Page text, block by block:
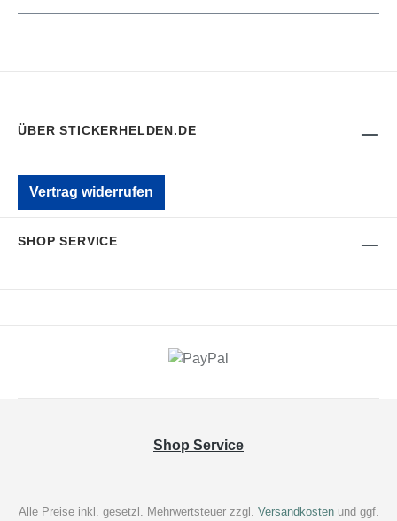
ÜBER STICKERHELDEN.DE
Vertrag widerrufen
SHOP SERVICE
Shop Service
Alle Preise inkl. gesetzl. Mehrwertsteuer zzgl. Versandkostenund ggf.